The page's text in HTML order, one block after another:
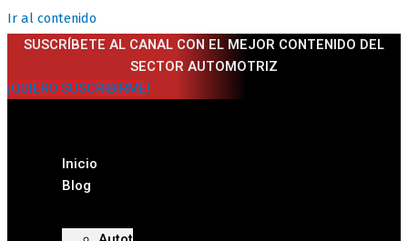
Ir al contenido
SUSCRÍBETE AL CANAL CON EL MEJOR CONTENIDO DEL
SECTOR AUTOMOTRIZ
¡QUIERO SUSCRIBIRME!
Inicio
Blog